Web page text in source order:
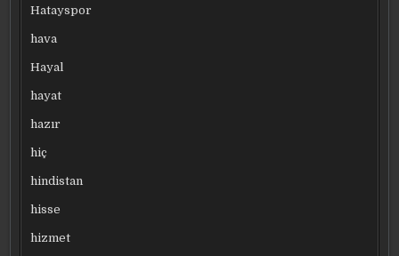
Hatayspor
hava
Hayal
hayat
hazır
hiç
hindistan
hisse
hizmet